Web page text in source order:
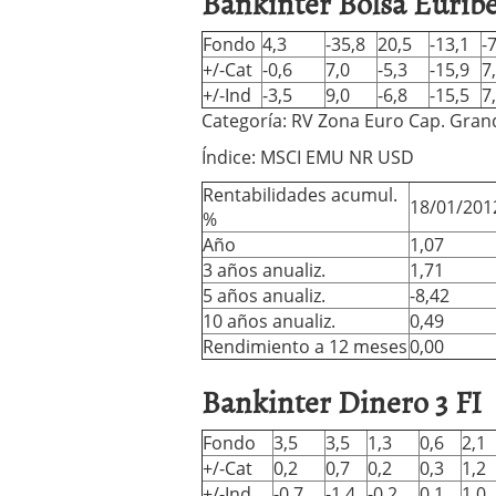
Los fondos de
no se detiene febrero 8,
Los fondos de
de 450.889 millones de
Fondo 4,3 -35,8 20,5 -13,1
-
+/-Cat -0,6 7,0 -5,3 -15,9
+/-Ind -3,5 9,0 -6,8 -15,5
Categoría: RV Zona Euro Cap.
Índice: MSCI EMU NR USD
Rentabilidades acumul.
%
18/01/
Año
1,07
3 años anualiz.
1,71
5 años anualiz.
-8,42
10 años anualiz.
0,49
Rendimiento a 12 meses0,00
Bankinter Dinero 3 FI
Fondo 3,5 3,5 1,3 0,6
2,1
+/-Cat
0,2 0,7 0,2 0,3
1,2